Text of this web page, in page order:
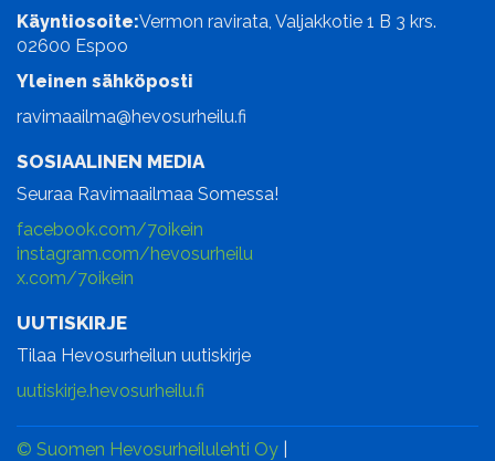
Käyntiosoite:Vermon ravirata, Valjakkotie 1 B 3 krs.
02600 Espoo
Yleinen sähköposti
ravimaailma@hevosurheilu.fi
SOSIAALINEN MEDIA
Seuraa Ravimaailmaa Somessa!
facebook.com/7oikein
instagram.com/hevosurheilu
x.com/7oikein
UUTISKIRJE
Tilaa Hevosurheilun uutiskirje
uutiskirje.hevosurheilu.fi
© Suomen Hevosurheilulehti Oy